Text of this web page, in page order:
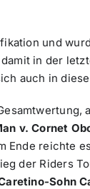
und
in der
auch in
v. Cornet
reichte
der Riders
Sohn